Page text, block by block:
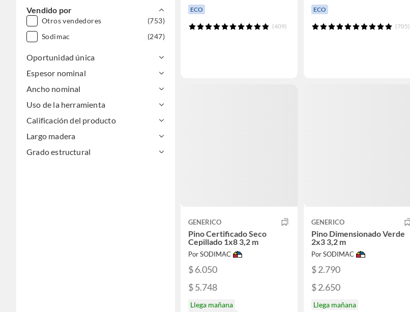
Vendido por
Otros vendedores
(753)
Sodimac
(247)
Oportunidad única
Espesor nominal
Ancho nominal
Uso de la herramienta
Calificación del producto
Largo madera
Grado estructural
ECO
(409)
ECO
(705)
GENERICO
Pino Certificado Seco
Cepillado 1x8 3,2 m
Por SODIMAC
$ 6.050
$ 5.748
Llega mañana
GENERICO
Pino Dimensionado Verde
2x3 3,2 m
Por SODIMAC
$ 2.790
$ 2.650
Llega mañana